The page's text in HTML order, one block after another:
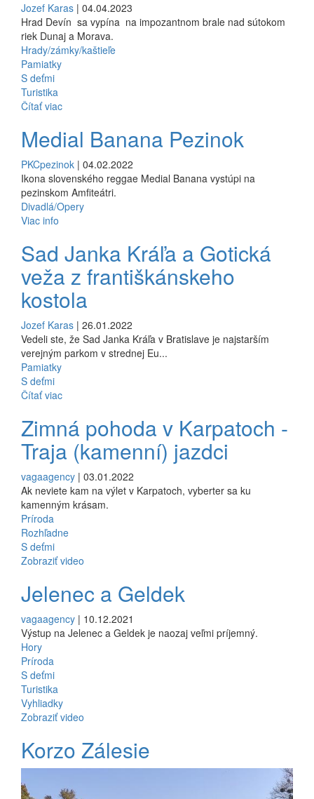
Jozef Karas | 04.04.2023
Hrad Devín sa vypína na impozantnom brale nad sútokom
riek Dunaj a Morava.
Hrady/zámky/kaštieľe
Pamiatky
S deťmi
Turistika
Čítať viac
Medial Banana Pezinok
PKCpezinok | 04.02.2022
Ikona slovenského reggae Medial Banana vystúpi na
pezinskom Amfiteátri.
Divadlá/Opery
Viac info
Sad Janka Kráľa a Gotická
veža z františkánskeho
kostola
Jozef Karas | 26.01.2022
Vedeli ste, že Sad Janka Kráľa v Bratislave je najstarším
verejným parkom v strednej Eu...
Pamiatky
S deťmi
Čítať viac
Zimná pohoda v Karpatoch -
Traja (kamenní) jazdci
vagaagency | 03.01.2022
Ak neviete kam na výlet v Karpatoch, vyberter sa ku
kamenným krásam.
Príroda
Rozhľadne
S deťmi
Zobraziť video
Jelenec a Geldek
vagaagency | 10.12.2021
Výstup na Jelenec a Geldek je naozaj veľmi príjemný.
Hory
Príroda
S deťmi
Turistika
Vyhliadky
Zobraziť video
Korzo Zálesie